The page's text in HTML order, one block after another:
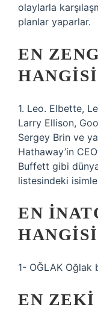
olaylarla
planlar yaparlar.
EN
1. Leo. Elbette,
Larry Ellison,
Sergey Brin ve
Hathaway’in
Buffett gibi
listesindeki
EN
1- OĞLAK Oğlak
EN ZEKI